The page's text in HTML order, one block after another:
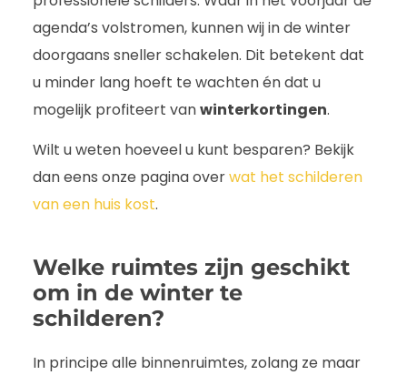
agenda’s volstromen, kunnen wij in de winter
doorgaans sneller schakelen. Dit betekent dat
u minder lang hoeft te wachten én dat u
mogelijk profiteert vanwinterkortingen.
Wilt u weten hoeveel u kunt besparen? Bekijk
dan eens onze pagina overwat het schilderen
van een huis kost.
Welke ruimtes zijn geschikt
om in de winter te
schilderen?
In principe alle binnenruimtes, zolang ze maar